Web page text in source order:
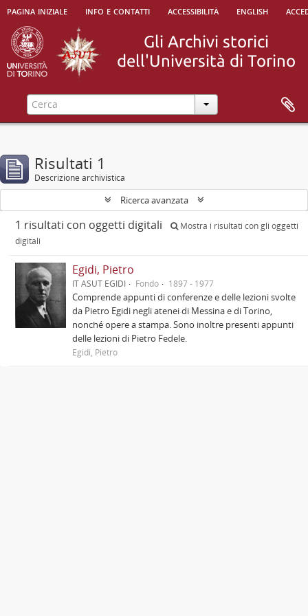
pagina iniziale info e contatti accessibilità english
Risultati 1
Descrizione archivistica
Ricerca avanzata
1 risultati con oggetti digitali
Mostra i risultati con gli oggetti
digitali
Egidi, Pietro
IT ASUT EGIDI Fondo 1897 - 1977
Comprende appunti di conferenze e delle lezioni svolte
da Pietro Egidi negli atenei di Messina e di Torino,
nonché opere a stampa. Sono inoltre presenti appunti
delle lezioni di Pietro Fedele.
Egidi, Pietro